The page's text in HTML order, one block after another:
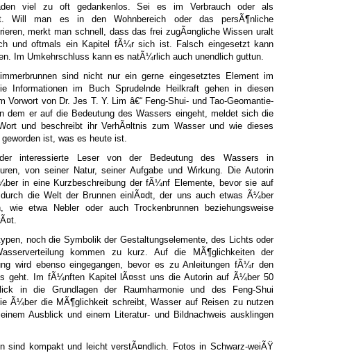
viel zu oft gedankenlos. Sei es im Verbrauch oder als
Will man es in den Wohnbereich oder das persÃ¶nliche
merkt man schnell, dass das frei zugÃ¤ngliche Wissen uralt
und oftmals ein Kapitel fÃ¼r sich ist. Falsch eingesetzt kann
Im Umkehrschluss kann es natÃ¼rlich auch unendlich guttun.
sind nicht nur ein gerne eingesetztes Element im
Informationen im Buch Sprudelnde Heilkraft gehen in diesen
Vorwort von Dr. Jes T. Y. Lim â€“ Feng-Shui- und Tao-Geomantie-
dem er auf die Bedeutung des Wassers eingeht, meldet sich die
und beschreibt ihr VerhÃ¤ltnis zum Wasser und wie dieses
ist, was es heute ist.
interessierte Leser von der Bedeutung des Wassers in
von seiner Natur, seiner Aufgabe und Wirkung. Die Autorin
in eine Kurzbeschreibung der fÃ¼nf Elemente, bevor sie auf
die Welt der Brunnen einlÃ¤dt, der uns auch etwas Ã¼ber
wie etwa Nebler oder auch Trockenbrunnen beziehungsweise
noch die Symbolik der Gestaltungselemente, des Lichts oder
kommen zu kurz. Auf die MÃ¶glichkeiten der
wird ebenso eingegangen, bevor es zu Anleitungen fÃ¼r den
geht. Im fÃ¼nften Kapitel lÃ¤sst uns die Autorin auf Ã¼ber 50
in die Grundlagen der Raumharmonie und des Feng-Shui
Ã¼ber die MÃ¶glichkeit schreibt, Wasser auf Reisen zu nutzen
Ausblick und einem Literatur- und Bildnachweis ausklingen
sind kompakt und leicht verstÃ¤ndlich. Fotos in Schwarz-weiÃŸ